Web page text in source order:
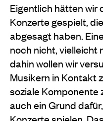
Eigentlich hätten wir
Konzerte gespielt,
abgesagt haben.
noch nicht, vielleicht
dahin wollen wir
Musikern in Kontakt
soziale Komponente
auch ein Grund